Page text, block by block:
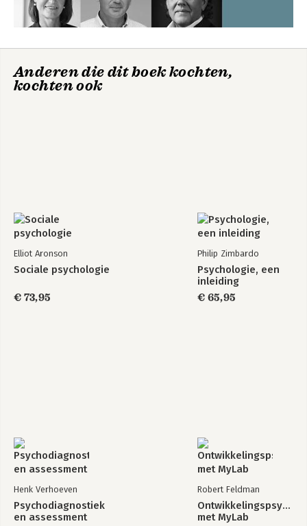
Anderen die dit boek kochten,
kochten ook
Elliot Aronson
Sociale psychologie
€ 73,95
Philip Zimbardo
Psychologie, een
inleiding
€ 65,95
Henk Verhoeven
Psychodiagnostiek
en assessment
Robert Feldman
met MyLab